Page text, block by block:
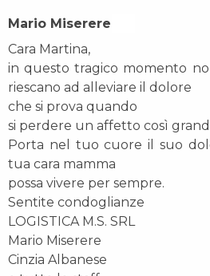
Mario Miserere On
Cara Martina,
in questo tragico momento
riescano ad alleviare il dolore
che si prova quando
si perdere un affetto così
Porta nel tuo cuore il suo
tua cara mamma
possa vivere per sempre.
Sentite condoglianze
LOGISTICA M.S. SRL
Mario Miserere
Cinzia Albanese